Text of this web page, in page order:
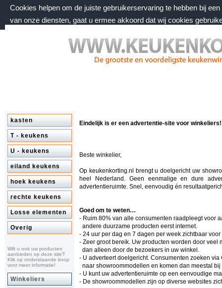
Cookies helpen om de juiste gebruikerservaring te hebben bij
van onze diensten, gaat u ermee akkoord dat wij cookies
zondag 9 augustus 2026, 07:45 uur
Welkom bij keukenkorting.nl
kasten
T - keukens
U - keukens
eiland keukens
hoek keukens
rechte keukens
Losse elementen
Overig
Wilt u ook uw producten
aanbieden op deze site?
Klik op onderstaande knop
voor meer informatie!
Winkeliers
Eindelijk is er een advertentie-site voor
Beste winkelier,
Op keukenkorting.nl brengt u doelgericht uw
heel Nederland. Geen eenmalige en dure
advertentieruimte. Snel, eenvoudig én
Goed om te weten…
- Ruim 80% van alle consumenten raadpleegt voor
andere duurzame producten eerst internet.
- 24 uur per dag en 7 dagen per week zichtbaar
- Zeer groot bereik. Uw producten worden door
dan alleen door de bezoekers in uw winkel.
- U adverteert doelgericht. Consumenten zoeken
naar showroommodellen en komen dan meestal
- U kunt uw advertentieruimte op een eenvoudige
- De showroommodellen zijn op diverse websites